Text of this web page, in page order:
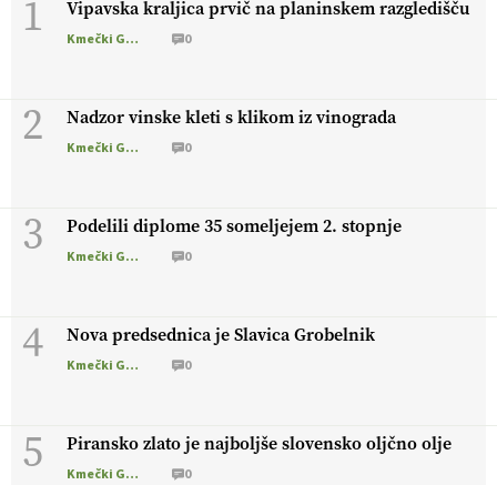
1 Vipavska kraljica prvič na planinskem razgledišču
Kmečki Glas 0
2 Nadzor vinske kleti s klikom iz vinograda
Kmečki Glas 0
3 Podelili diplome 35 someljejem 2. stopnje
Kmečki Glas 0
4 Nova predsednica je Slavica Grobelnik
Kmečki Glas 0
5 Piransko zlato je najboljše slovensko oljčno olje
Kmečki Glas 0